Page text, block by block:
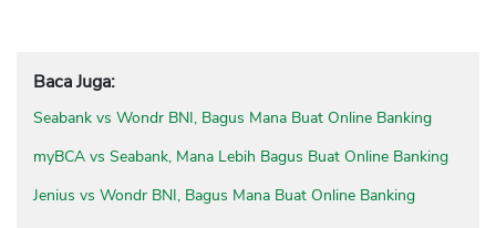
Baca Juga:
Seabank vs Wondr BNI, Bagus Mana Buat Online Banking
myBCA vs Seabank, Mana Lebih Bagus Buat Online Banking
Jenius vs Wondr BNI, Bagus Mana Buat Online Banking